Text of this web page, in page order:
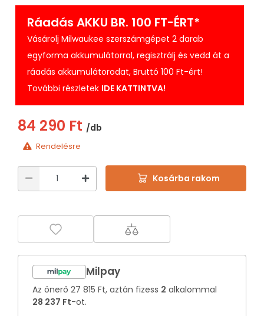
Ráadás AKKU BR. 100 FT-ÉRT*
Vásárolj Milwaukee szerszámgépet 2 darab
egyforma akkumulátorral, regisztrálj és vedd át a
ráadás akkumulátorodat, Bruttó 100 Ft-ért!
További részletek IDE KATTINTVA!
84 290 Ft /db
Rendelésre
Kosárba rakom
Milpay
Az önerő 27 815 Ft, aztán fizess 2 alkalommal
28 237 Ft-ot.